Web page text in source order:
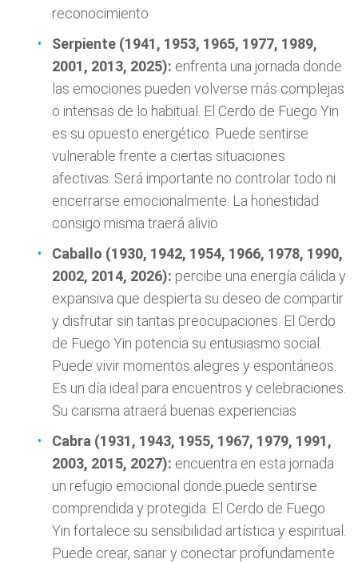
reconocimiento
Serpiente (1941, 1953, 1965, 1977, 1989,
2001, 2013, 2025): enfrenta una jornada donde
las emociones pueden volverse más complejas
o intensas de lo habitual. El Cerdo de Fuego Yin
es su opuesto energético. Puede sentirse
vulnerable frente a ciertas situaciones
afectivas. Será importante no controlar todo ni
encerrarse emocionalmente. La honestidad
consigo misma traerá alivio
Caballo (1930, 1942, 1954, 1966, 1978, 1990,
2002, 2014, 2026): percibe una energía cálida y
expansiva que despierta su deseo de compartir
y disfrutar sin tantas preocupaciones. El Cerdo
de Fuego Yin potencia su entusiasmo social.
Puede vivir momentos alegres y espontáneos.
Es un día ideal para encuentros y celebraciones.
Su carisma atraerá buenas experiencias
Cabra (1931, 1943, 1955, 1967, 1979, 1991,
2003, 2015, 2027): encuentra en esta jornada
un refugio emocional donde puede sentirse
comprendida y protegida. El Cerdo de Fuego
Yin fortalece su sensibilidad artística y espiritual.
Puede crear, sanar y conectar profundamente